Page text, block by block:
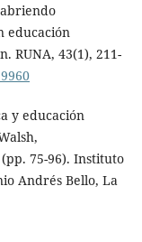
abriendo
educación
RUNA, 43(1), 211-
y educación
75-96). Instituto
Andrés Bello, La